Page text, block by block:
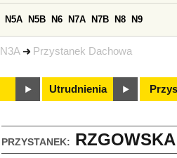
N3A Przystanek Dachowa
N5A N5B N6 N7A N7B N8 N9
Utrudnienia
PRZYSTANEK: